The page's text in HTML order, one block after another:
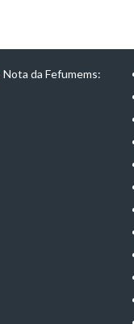
Nota da Fefumems: